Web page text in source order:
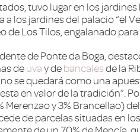
tuvo lugar en los
los jardines del palacio “el
de Los Tilos, engalanado para
de Ponte da Boga,
de uva y de bancalesde la
se quedará como una
en valor de la tradición”.
Merenzao y 3% Brancellao)
de parcelas situadas en